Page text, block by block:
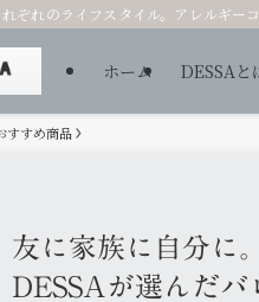
ぞれのライフスタイル。アレルギー
ホーム DESSAと
すすめ商品
友に家族に自分に。
DESSAが選んだバ